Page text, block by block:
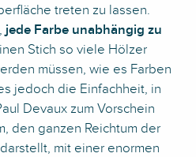
treten zu lassen.
jede Farbe unabhängig zu
Stich so viele Hölzer
müssen, wie es Farben
jedoch die Einfachheit, in
Devaux zum Vorschein
den ganzen Reichtum der
mit einer enormen